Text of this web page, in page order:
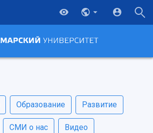
Образование Развитие
СМИ о нас Видео